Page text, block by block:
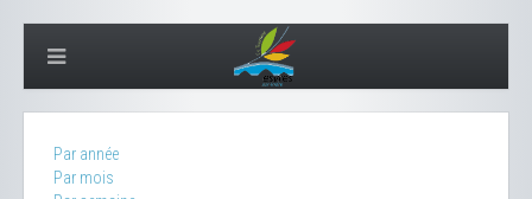
Par année
Par mois